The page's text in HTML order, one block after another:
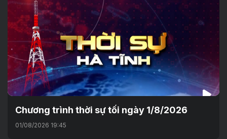
Chương trình thời sự tối ngày 1/8/2026
01/08/2026 19:45